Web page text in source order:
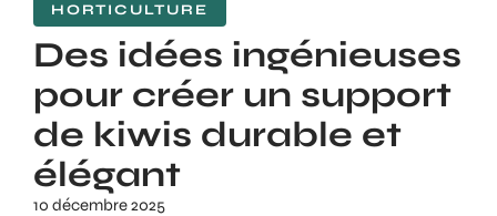
HORTICULTURE
Des idées ingénieuses
pour créer un support
de kiwis durable et
élégant
10 décembre 2025